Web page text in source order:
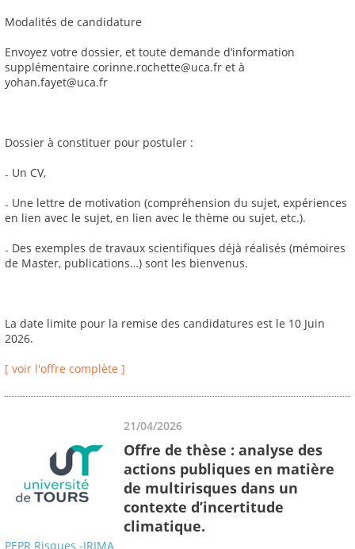
Modalités de candidature
Envoyez votre dossier, et toute demande d’information
supplémentaire corinne.rochette@uca.fr et à
yohan.fayet@uca.fr
Dossier à constituer pour postuler :
₋ Un CV,
₋ Une lettre de motivation (compréhension du sujet, expériences
en lien avec le sujet, en lien avec le thème ou sujet, etc.).
₋ Des exemples de travaux scientifiques déjà réalisés (mémoires
de Master, publications…) sont les bienvenus.
La date limite pour la remise des candidatures est le 10 Juin
2026.
[ voir l'offre complète ]
21/04/2026
Offre de thèse : analyse des
actions publiques en matière
de multirisques dans un
contexte d’incertitude
climatique.
PEPR Risques -IRIMA